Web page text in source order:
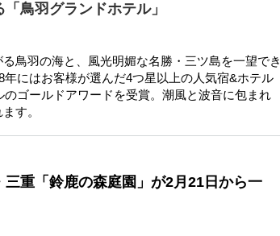
鳥羽グランドホテル」
鳥羽の海と、風光明媚な名勝・三ツ島を一望でき
にはお客様が選んだ4つ星以上の人気宿&ホテル
ゴールドアワードを受賞。潮風と波音に包まれ
す。
重「鈴鹿の森庭園」が2月21日から一